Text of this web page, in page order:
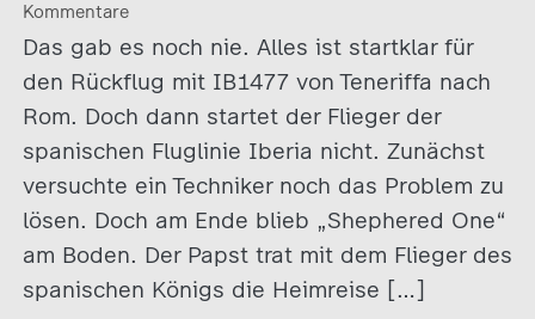
Kommentare
Das gab es noch nie. Alles ist startklar für
den Rückflug mit IB1477 von Teneriffa nach
Rom. Doch dann startet der Flieger der
spanischen Fluglinie Iberia nicht. Zunächst
versuchte ein Techniker noch das Problem zu
lösen. Doch am Ende blieb „Shephered One“
am Boden. Der Papst trat mit dem Flieger des
spanischen Königs die Heimreise […]